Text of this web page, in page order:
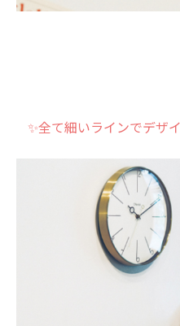
✨全て細いラインでデザ